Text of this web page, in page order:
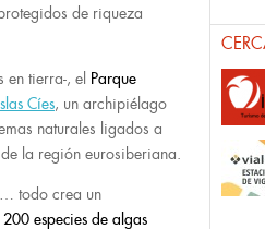
de riqueza
tierra-, el Parque
Cíes, un archipiélago
naturales ligados a
la región eurosiberiana.
todo crea un
200 especies de algas